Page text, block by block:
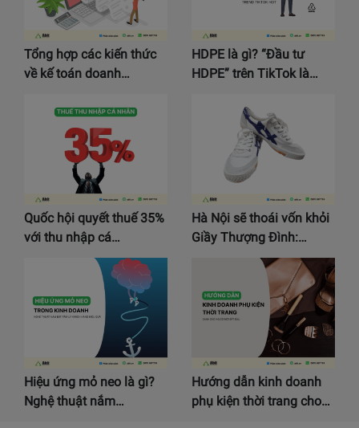
Tổng hợp các kiến thức
về kế toán doanh…
HDPE là gì? “Đầu tư
HDPE” trên TikTok là…
Quốc hội quyết thuế 35%
với thu nhập cá…
Hà Nội sẽ thoái vốn khỏi
Giầy Thượng Đình:…
Hiệu ứng mỏ neo là gì?
Nghệ thuật nắm…
Hướng dẫn kinh doanh
phụ kiện thời trang cho…